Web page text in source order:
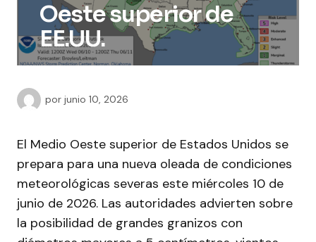
Oeste superior de
EE.UU.
por junio 10, 2026
El Medio Oeste superior de Estados Unidos se
prepara para una nueva oleada de condiciones
meteorológicas severas este miércoles 10 de
junio de 2026. Las autoridades advierten sobre
la posibilidad de grandes granizos con